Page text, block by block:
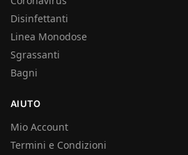
Disinfettanti
Linea Monodose
Sgrassanti
Bagni
AIUTO
Mio Account
Termini e Condizioni